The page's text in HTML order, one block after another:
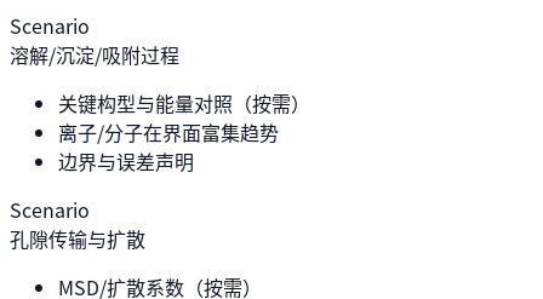
Scenario
溶解/沉淀/吸附过程
关键构型与能量对照（按需）
离子/分子在界面富集趋势
边界与误差声明
Scenario
孔隙传输与扩散
MSD/扩散系数（按需）